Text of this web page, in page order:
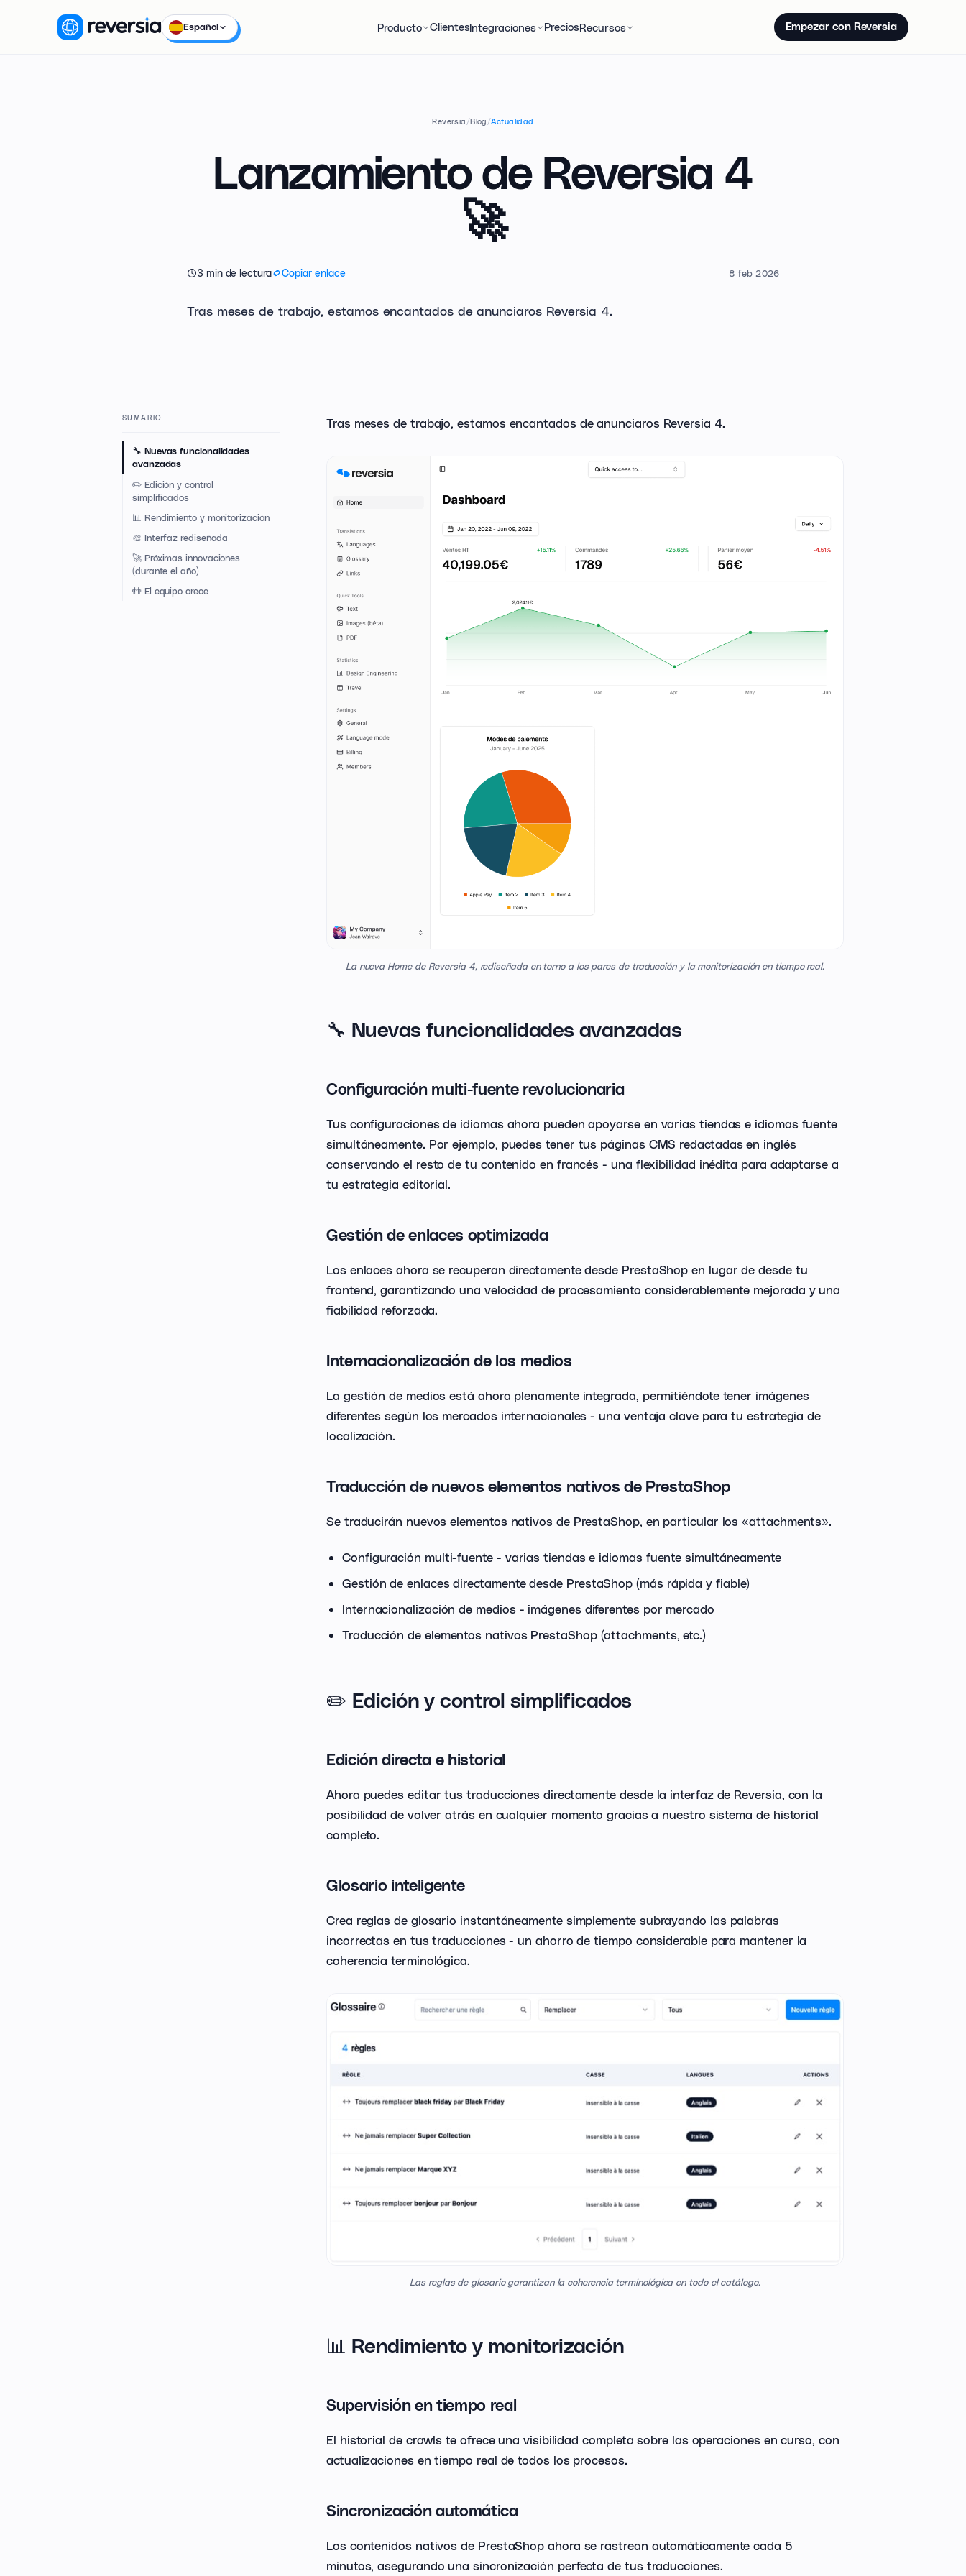
Español Producto ClientesIntegraciones PreciosRecursos Empezar con Reversia
Reversia /Blog /Actualidad
Lanzamiento de Reversia 4
🚀
3 min de lectura Copiar enlace 8 feb 2026
Tras meses de trabajo, estamos encantados de anunciaros Reversia 4.
SUMARIO
🔧 Nuevas funcionalidades
avanzadas
✏️ Edición y control
simplificados
📊 Rendimiento y monitorización
🎨 Interfaz rediseñada
🚀 Próximas innovaciones
(durante el año)
👬 El equipo crece
Tras meses de trabajo, estamos encantados de anunciaros Reversia 4.
La nueva Home de Reversia 4, rediseñada en torno a los pares de traducción y la monitorización en tiempo real.
🔧 Nuevas funcionalidades avanzadas
Configuración multi-fuente revolucionaria
Tus configuraciones de idiomas ahora pueden apoyarse en varias tiendas e idiomas fuente
simultáneamente. Por ejemplo, puedes tener tus páginas CMS redactadas en inglés
conservando el resto de tu contenido en francés - una flexibilidad inédita para adaptarse a
tu estrategia editorial.
Gestión de enlaces optimizada
Los enlaces ahora se recuperan directamente desde PrestaShop en lugar de desde tu
frontend, garantizando una velocidad de procesamiento considerablemente mejorada y una
fiabilidad reforzada.
Internacionalización de los medios
La gestión de medios está ahora plenamente integrada, permitiéndote tener imágenes
diferentes según los mercados internacionales - una ventaja clave para tu estrategia de
localización.
Traducción de nuevos elementos nativos de PrestaShop
Se traducirán nuevos elementos nativos de PrestaShop, en particular los «attachments».
Configuración multi-fuente - varias tiendas e idiomas fuente simultáneamente
Gestión de enlaces directamente desde PrestaShop (más rápida y fiable)
Internacionalización de medios - imágenes diferentes por mercado
Traducción de elementos nativos PrestaShop (attachments, etc.)
✏️ Edición y control simplificados
Edición directa e historial
Ahora puedes editar tus traducciones directamente desde la interfaz de Reversia, con la
posibilidad de volver atrás en cualquier momento gracias a nuestro sistema de historial
completo.
Glosario inteligente
Crea reglas de glosario instantáneamente simplemente subrayando las palabras
incorrectas en tus traducciones - un ahorro de tiempo considerable para mantener la
coherencia terminológica.
Las reglas de glosario garantizan la coherencia terminológica en todo el catálogo.
📊 Rendimiento y monitorización
Supervisión en tiempo real
El historial de crawls te ofrece una visibilidad completa sobre las operaciones en curso, con
actualizaciones en tiempo real de todos los procesos.
Sincronización automática
Los contenidos nativos de PrestaShop ahora se rastrean automáticamente cada 5
minutos, asegurando una sincronización perfecta de tus traducciones.